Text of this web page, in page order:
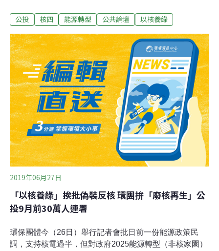
警，以免更多人受騙上當，重創台灣民主。如果一份偽造
對國家社會會造成多大的損害？我們可以說「國父精神不
死」，但如果說「國父不死，還有精神」，就是天大的謊
言。同樣的一個施工多年，無法完工的核電廠，卻偽造不
實的理由書，逕行公投，如果依公投結果，強行重啟核
四，不但浪費人民血汗錢，而且可能發生核災，這將是民
主之殤。揭開核四重啟公投的六大謊言日前得到所謂「核
四重啟發電商轉」公投理由書，其中內容諸多不實，玆例
舉其中 的不實謊言。一、 台灣核電死傷並非單一個案。核
工工傷事故亦有許多，在1982年1月7日，核一廠技術人員
歐萬居在乾井內從三公尺高的工作台上下，送醫
公投 核四 能源轉型 公共論壇 以核養綠
2019年06月27日
「以核養綠」挨批偽裝反核 環團拚「廢核再生」公
投9月前30萬人連署
環保團體今（26日）舉行記者會批日前一份能源政策民
調，支持核電過半，但對政府2025能源轉型（非核家園）